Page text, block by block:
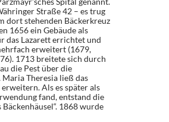
Straße 42 – es trug
dort stehenden Bäckerkreuz
1656 ein Gebäude als
das Lazarett errichtet und
erweitert (1679,
1713 breitete sich durch
die Pest über die
Maria Theresia ließ das
Als es später als
fand, entstand die
Bäckenhäusel“. 1868 wurde